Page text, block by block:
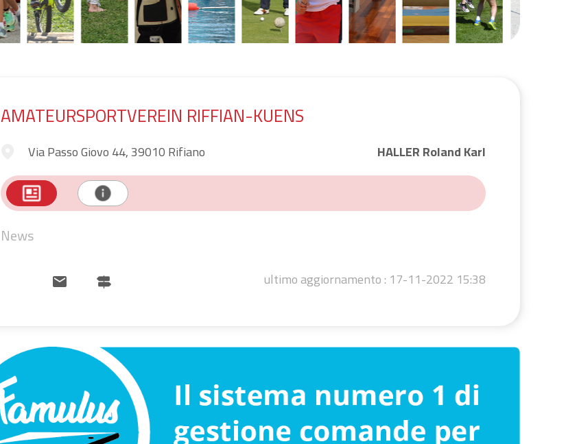
AMATEURSPORTVEREIN RIFFIAN-KUENS
Via Passo Giovo 44, 39010 Rifiano HALLER Roland Karl
News
ultimo aggiornamento : 17-11-2022 15:38